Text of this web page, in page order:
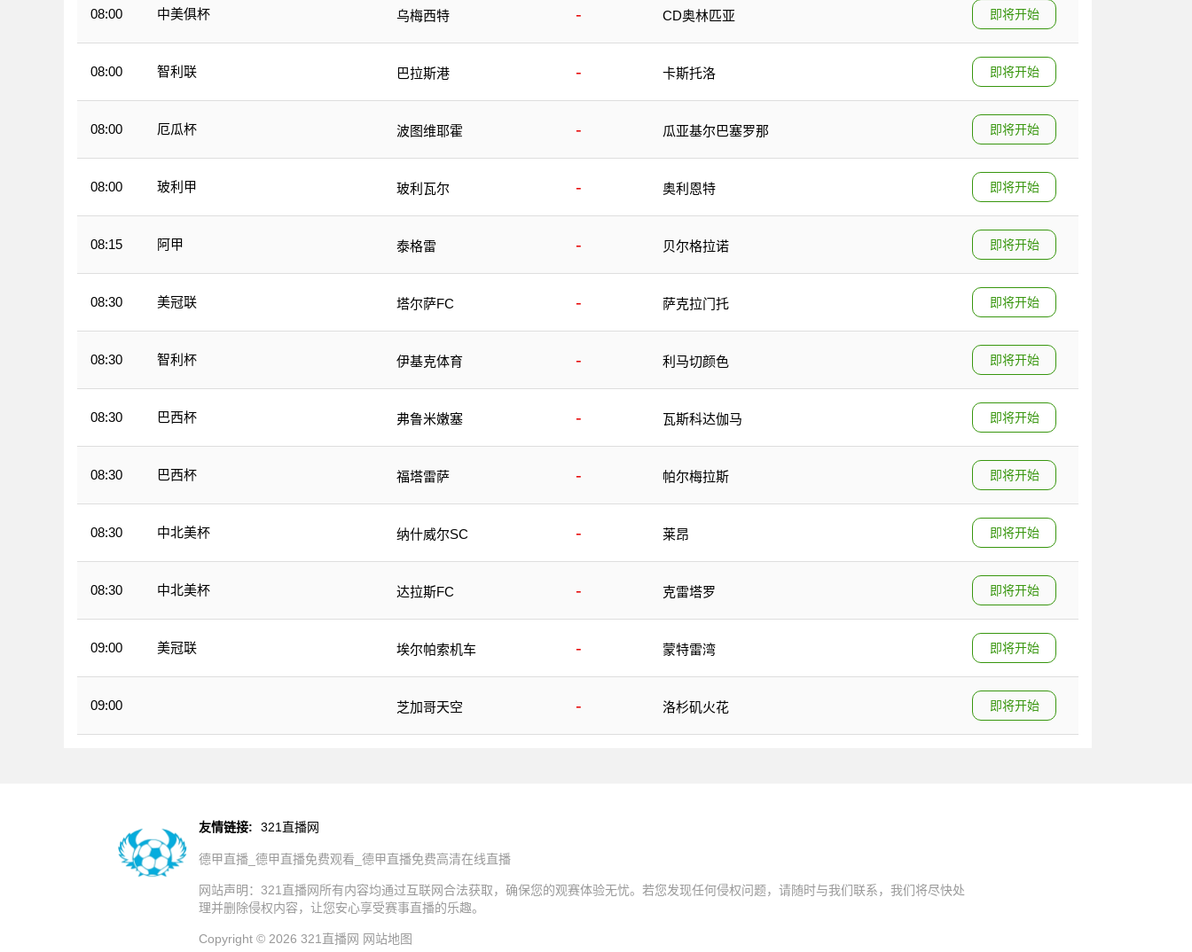
08:00 中美俱杯 乌梅西特 - CD奥林匹亚 即将开始
08:00 智利联 巴拉斯港 - 卡斯托洛 即将开始
08:00 厄瓜杯 波图维耶霍 - 瓜亚基尔巴塞罗那 即将开始
08:00 玻利甲 玻利瓦尔 - 奥利恩特 即将开始
08:15 阿甲 泰格雷 - 贝尔格拉诺 即将开始
08:30 美冠联 塔尔萨FC - 萨克拉门托 即将开始
08:30 智利杯 伊基克体育 - 利马切颜色 即将开始
08:30 巴西杯 弗鲁米嫩塞 - 瓦斯科达伽马 即将开始
08:30 巴西杯 福塔雷萨 - 帕尔梅拉斯 即将开始
08:30 中北美杯 纳什威尔SC - 莱昂 即将开始
08:30 中北美杯 达拉斯FC - 克雷塔罗 即将开始
09:00 美冠联 埃尔帕索机车 - 蒙特雷湾 即将开始
09:00
芝加哥天空 - 洛杉矶火花 即将开始
友情链接: 321直播网
德甲直播_德甲直播免费观看_德甲直播免费高清在线直播
网站声明：321直播网所有内容均通过互联网合法获取，确保您的观赛体验无忧。若您发现任何侵权问题，请随时与我们联系，我们将尽快处
理并删除侵权内容，让您安心享受赛事直播的乐趣。
Copyright © 2026 321直播网 网站地图